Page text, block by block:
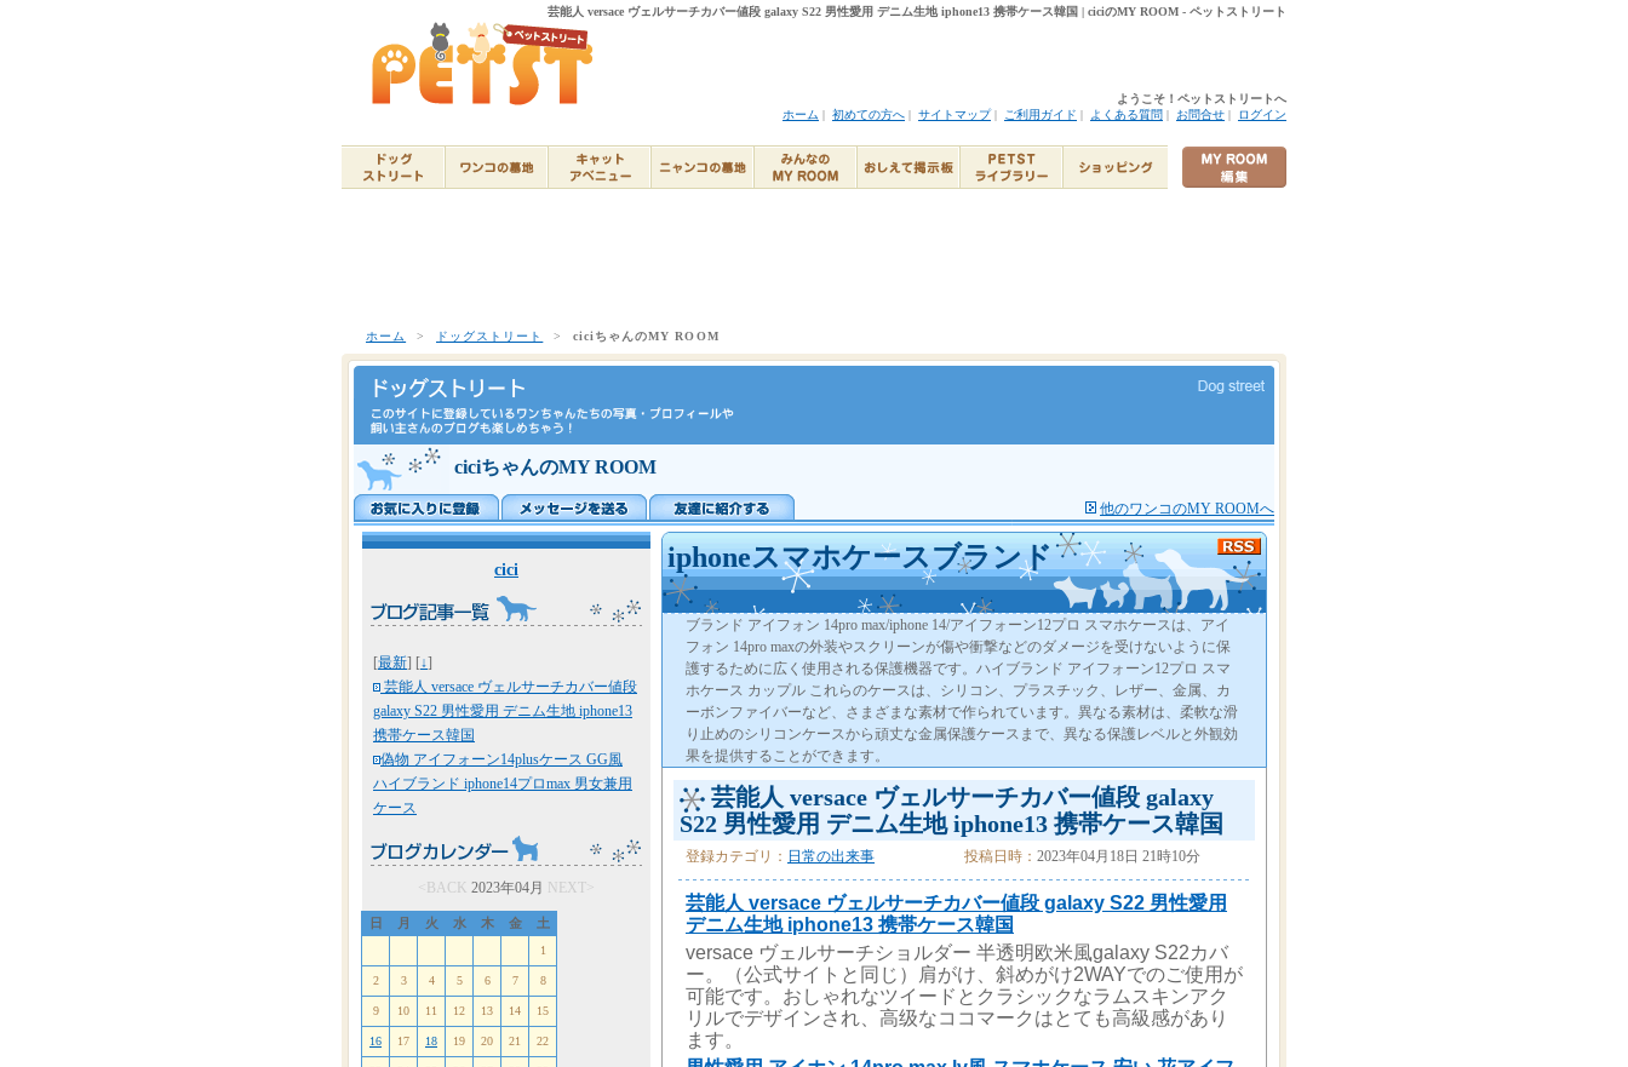
芸能人 versace ヴェルサーチカバー値段 galaxy S22 男性愛用 デニム生地 iphone13 携帯ケース韓国 | ciciのMY ROOM - ペットストリート
ようこそ！ペットストリートへ
ホーム | 初めての方へ | サイトマップ| ご利用ガイド | よくある質問 | お問合せ | ログイン
ホーム > ドッグストリート > ciciちゃんのMY ROOM
ciciちゃんのMY ROOM
他のワンコのMY ROOMへ
cici
[最新] [↓]
芸能人 versace ヴェルサーチカバー値段
galaxy S22 男性愛用 デニム生地 iphone13
携帯ケース韓国
偽物 アイフォーン14plusケース GG風
ハイブランド iphone14プロmax 男女兼用
ケース
<BACK 2023年04月 NEXT>
日 月 火 水 木 金 土
1
2 3 4 5 6 7 8
9 10 11 12 13 14 15
16 17 18 19 20 21 22
iphoneスマホケースブランド
ブランド アイフォン 14pro max/iphone 14/アイフォーン12プロ スマホケースは、アイ
フォン 14pro maxの外装やスクリーンが傷や衝撃などのダメージを受けないように保
護するために広く使用される保護機器です。ハイブランド アイフォーン12プロ スマ
ホケース カップル これらのケースは、シリコン、プラスチック、レザー、金属、カ
ーボンファイバーなど、さまざまな素材で作られています。異なる素材は、柔軟な滑
り止めのシリコンケースから頑丈な金属保護ケースまで、異なる保護レベルと外観効
果を提供することができます。
芸能人 versace ヴェルサーチカバー値段 galaxy
S22 男性愛用 デニム生地 iphone13 携帯ケース韓国
登録カテゴリ： 日常の出来事 投稿日時： 2023年04月18日 21時10分
芸能人 versace ヴェルサーチカバー値段 galaxy S22 男性愛用
デニム生地 iphone13 携帯ケース韓国
versace ヴェルサーチショルダー 半透明欧米風galaxy S22カバ
ー。（公式サイトと同じ）肩がけ、斜めがけ2WAYでのご使用が
可能です。おしゃれなツイードとクラシックなラムスキンアク
リルでデザインされ、高级なココマークはとても高級感があり
ます。